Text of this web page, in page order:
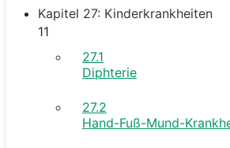
Kapitel 27: Kinderkrankheiten
11
27.1
Diphterie
27.2
Hand-Fuß-Mund-